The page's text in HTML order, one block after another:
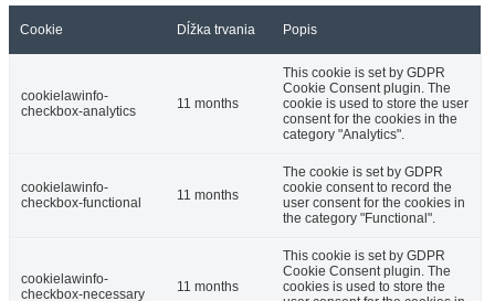
Cookie Dĺžka trvania Popis
cookielawinfo-
checkbox-analytics
11 months
This cookie is set by GDPR
Cookie Consent plugin. The
cookie is used to store the user
consent for the cookies in the
category "Analytics".
cookielawinfo-
checkbox-functional
11 months
The cookie is set by GDPR
cookie consent to record the
user consent for the cookies in
the category "Functional".
cookielawinfo-
checkbox-necessary
11 months
This cookie is set by GDPR
Cookie Consent plugin. The
cookies is used to store the